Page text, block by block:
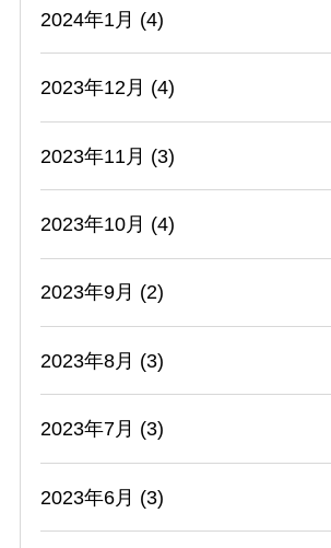
2024年1月 (4)
2023年12月 (4)
2023年11月 (3)
2023年10月 (4)
2023年9月 (2)
2023年8月 (3)
2023年7月 (3)
2023年6月 (3)